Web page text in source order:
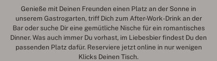
Genieße mit Deinen Freunden einen Platz an der Sonne in
unserem Gastrogarten, triff Dich zum After-Work-Drink an der
Bar oder suche Dir eine gemütliche Nische für ein romantisches
Dinner. Was auch immer Du vorhast, im Liebesbier findest Du den
passenden Platz dafür. Reserviere jetzt online in nur wenigen
Klicks Deinen Tisch.